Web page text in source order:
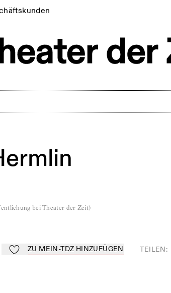
bei Theater der Zeit)
Zu Mein-TdZ hinzufügen
ZU MEIN-TDZ HINZUFÜGEN TEILEN: